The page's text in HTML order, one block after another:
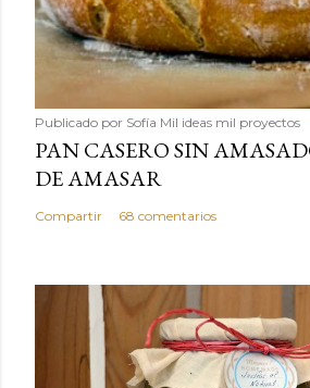
Publicado por Sofía Mil ideas mil proyectos
PAN CASERO SIN
DE AMASAR
Compartir 68 comentarios